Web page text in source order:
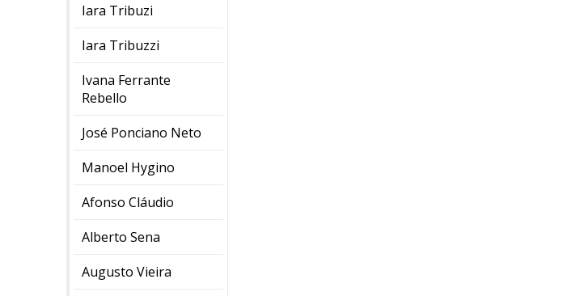
Iara Tribuzi
Iara Tribuzzi
Ivana Ferrante
Rebello
José Ponciano Neto
Manoel Hygino
Afonso Cláudio
Alberto Sena
Augusto Vieira